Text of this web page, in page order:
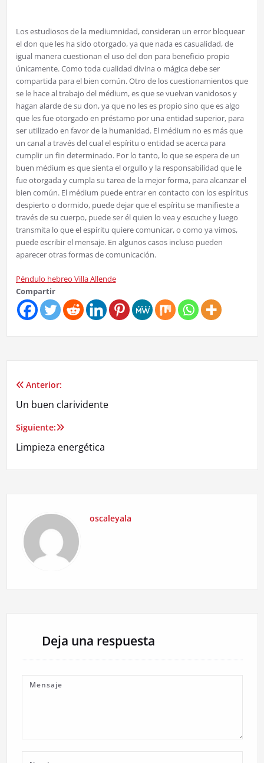
Los estudiosos de la mediumnidad, consideran un error bloquear
el don que les ha sido otorgado, ya que nada es casualidad, de
igual manera cuestionan el uso del don para beneficio propio
únicamente. Como toda cualidad divina o mágica debe ser
compartida para el bien común. Otro de los cuestionamientos que
se le hace al trabajo del médium, es que se vuelvan vanidosos y
hagan alarde de su don, ya que no les es propio sino que es algo
que les fue otorgado en préstamo por una entidad superior, para
ser utilizado en favor de la humanidad. El médium no es más que
un canal a través del cual el espíritu o entidad se acerca para
cumplir un fin determinado. Por lo tanto, lo que se espera de un
buen médium es que sienta el orgullo y la responsabilidad que le
fue otorgada y cumpla su tarea de la mejor forma, para alcanzar el
bien común. El médium puede entrar en contacto con los espíritus
despierto o dormido, puede dejar que el espíritu se manifieste a
través de su cuerpo, puede ser él quien lo vea y escuche y luego
transmita lo que el espíritu quiere comunicar, o como ya vimos,
puede escribir el mensaje. En algunos casos incluso pueden
aparecer otras formas de comunicación.
Péndulo hebreo Villa Allende
Compartir
Navegación
de
entradas
Anterior:
Un buen clarividente
Siguiente:
Limpieza energética
oscaleyala
Deja una respuesta